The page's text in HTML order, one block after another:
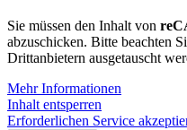
Sie müssen den Inhalt von
abzuschicken. Bitte beachten
Drittanbietern ausgetauscht
Mehr Informationen
Inhalt entsperren
Erforderlichen Service